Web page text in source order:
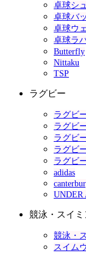
卓球シ
卓球バ
卓球ウ
卓球ラ
Butterfly
Nittaku
TSP
ラグビー
ラグビ
ラグビ
ラグビ
ラグビ
ラグビ
adidas
UNDER
競泳・スイミ
競泳・
スイム